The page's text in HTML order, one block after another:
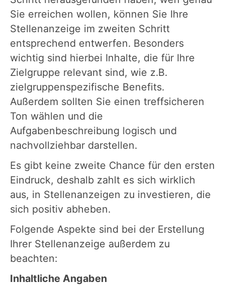
Sie erreichen wollen, können Sie Ihre
Stellenanzeige im zweiten Schritt
entsprechend entwerfen. Besonders
wichtig sind hierbei Inhalte, die für Ihre
Zielgruppe relevant sind, wie z.B.
zielgruppenspezifische Benefits.
Außerdem sollten Sie einen treffsicheren
Ton wählen und die
Aufgabenbeschreibung logisch und
nachvollziehbar darstellen.
Es gibt keine zweite Chance für den ersten
Eindruck, deshalb zahlt es sich wirklich
aus, in Stellenanzeigen zu investieren, die
sich positiv abheben.
Folgende Aspekte sind bei der Erstellung
Ihrer Stellenanzeige außerdem zu
beachten:
Inhaltliche Angaben